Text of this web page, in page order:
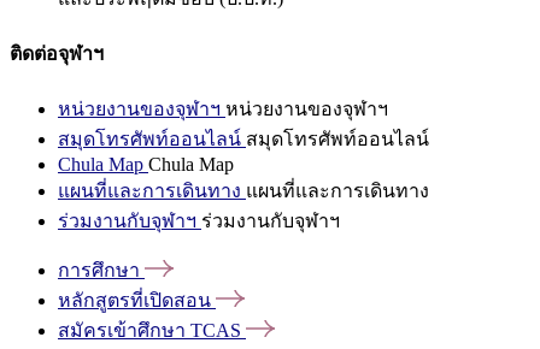
ติดต่อจุฬาฯ
หน่วยงานของจุฬาฯ หน่วยงานของจุฬาฯ
สมุดโทรศัพท์ออนไลน์ สมุดโทรศัพท์ออนไลน์
Chula Map Chula Map
แผนที่และการเดินทาง แผนที่และการเดินทาง
ร่วมงานกับจุฬาฯ ร่วมงานกับจุฬาฯ
การศึกษา
หลักสูตรที่เปิดสอน
สมัครเข้าศึกษา TCAS